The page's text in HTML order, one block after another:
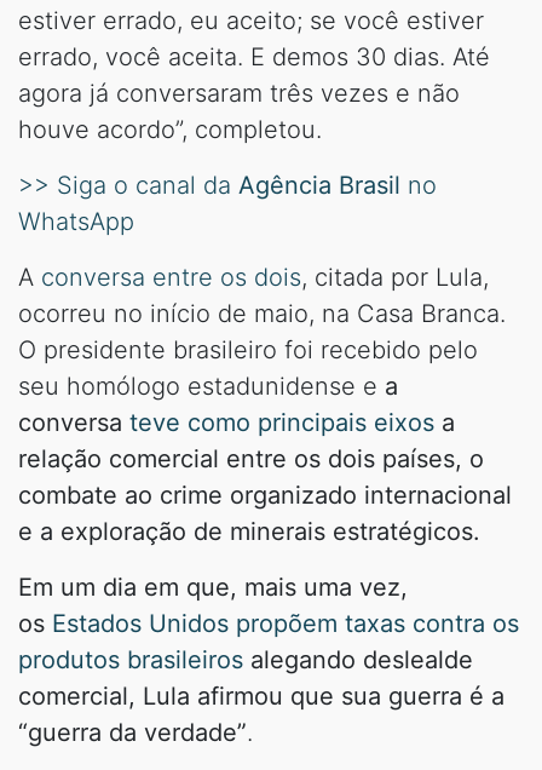
estiver errado, eu aceito; se você estiver
errado, você aceita. E demos 30 dias. Até
agora já conversaram três vezes e não
houve acordo”, completou.
>> Siga o canal da Agência Brasil no
WhatsApp
A conversa entre os dois, citada por Lula,
ocorreu no início de maio, na Casa Branca.
O presidente brasileiro foi recebido pelo
seu homólogo estadunidense e a
conversa teve como principais eixos a
relação comercial entre os dois países, o
combate ao crime organizado internacional
e a exploração de minerais estratégicos.
Em um dia em que, mais uma vez,
os Estados Unidos propõem taxas contra os
produtos brasileiros alegando deslealde
comercial, Lula afirmou que sua guerra é a
“guerra da verdade”.